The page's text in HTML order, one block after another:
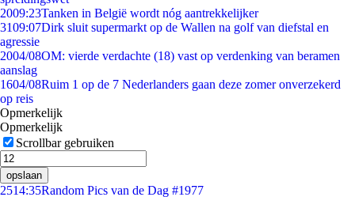
2009:23Tanken in België wordt nóg aantrekkelijker
3109:07Dirk sluit supermarkt op de Wallen na golf van diefstal en
agressie
2004/08OM: vierde verdachte (18) vast op verdenking van beramen
aanslag
1604/08Ruim 1 op de 7 Nederlanders gaan deze zomer onverzekerd
op reis
Opmerkelijk
Opmerkelijk
Scrollbar gebruiken
opslaan
2514:35Random Pics van de Dag #1977